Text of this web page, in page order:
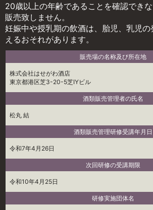
20歳以上の年齢であることを確認でき
販売致しません。
妊娠中や授乳期の飲酒は、胎児、乳児
えるおそれがあります。
販売場の名称及び所在地
株式会社はせがわ酒店
東京都港区芝3-20-5芝IYビル
酒類販売管理者の氏名
松丸 結
酒類販売管理研修受講年月日
令和7年4月26日
次回研修の受講期限
令和10年4月25日
研修実施団体名